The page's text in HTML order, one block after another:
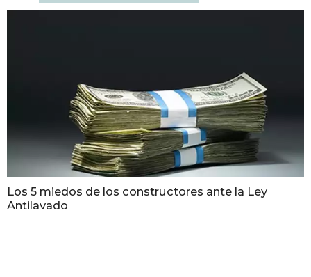
Los 5 miedos de los constructores ante la Ley
Antilavado